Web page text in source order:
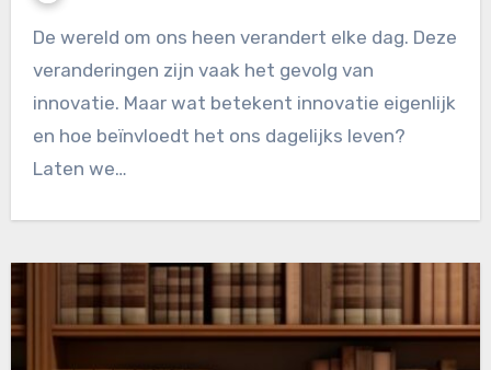
De wereld om ons heen verandert elke dag. Deze
veranderingen zijn vaak het gevolg van
innovatie. Maar wat betekent innovatie eigenlijk
en hoe beïnvloedt het ons dagelijks leven?
Laten we…